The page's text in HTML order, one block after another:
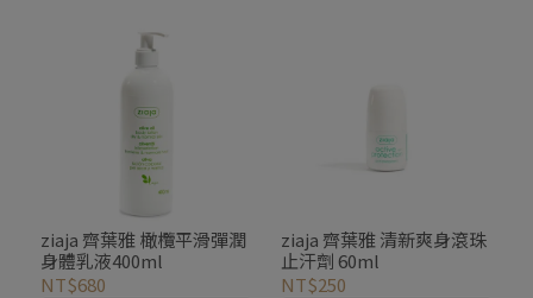
ziaja 齊葉雅 橄欖平滑彈潤
身體乳液400ml
NT$680
ziaja 齊葉雅 清新爽身滾珠
止汗劑 60ml
NT$250